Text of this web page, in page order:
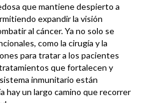
que mantiene despierto a
expandir la visión
al cáncer. Ya no solo se
como la cirugía y la
para tratar a los pacientes
que fortalecen y
inmunitario están
hay un largo camino que recorrer